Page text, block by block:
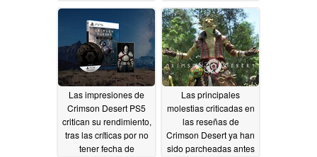
03/22/2026 03/22/2026
Las impresiones de
Crimson Desert PS5
critican su rendimiento,
tras las críticas por no
tener fecha de
Las principales
molestias criticadas en
las reseñas de
Crimson Desert ya han
sido parcheadas antes